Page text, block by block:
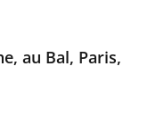
au Bal, Paris,